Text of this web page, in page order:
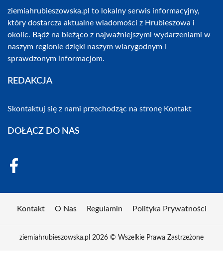
ziemiahrubieszowska.pl to lokalny serwis informacyjny,
który dostarcza aktualne wiadomości z Hrubieszowa i
okolic. Bądź na bieżąco z najważniejszymi wydarzeniami w
naszym regionie dzięki naszym wiarygodnym i
sprawdzonym informacjom.
REDAKCJA
Skontaktuj się z nami przechodząc na stronę Kontakt
DOŁĄCZ DO NAS
Kontakt O Nas Regulamin Polityka Prywatności
ziemiahrubieszowska.pl 2026 © Wszelkie Prawa Zastrzeżone